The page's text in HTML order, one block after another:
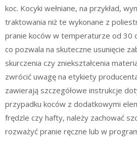
koc. Kocyki wełniane, na przykład,
traktowania niż te wykonane z
pranie koców w temperaturze od 30
co pozwala na skuteczne usunięcie
skurczenia czy zniekształcenia
zwrócić uwagę na etykiety
zawierają szczegółowe instrukcje
przypadku koców z dodatkowymi
frędzle czy hafty, należy zachować
rozważyć pranie ręczne lub w